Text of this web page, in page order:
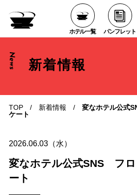
ホテル一覧 パンフレット
News 新着情報
TOP / 新着情報 /
変なホテル公式
ケート
2026.06.03（水）
変なホテル公式SNS フロ
ート